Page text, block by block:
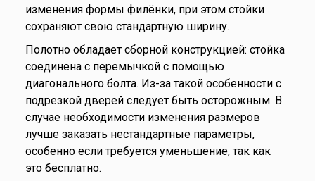
изменения формы филёнки, при этом стойки
сохраняют свою стандартную ширину.
Полотно обладает сборной конструкцией: стойка
соединена с перемычкой с помощью
диагонального болта. Из-за такой особенности с
подрезкой дверей следует быть осторожным. В
случае необходимости изменения размеров
лучше заказать нестандартные параметры,
особенно если требуется уменьшение, так как
это бесплатно.